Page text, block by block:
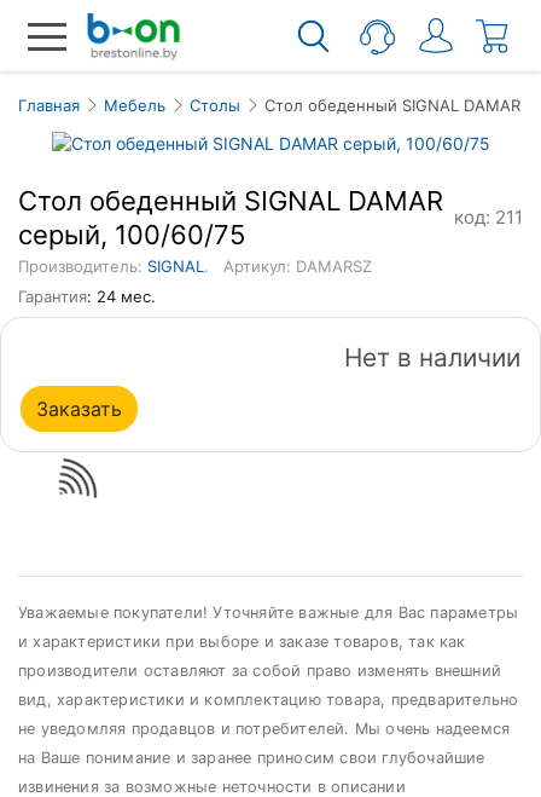
Главная Мебель Столы Стол обеденный SIGNAL DAMAR
Стол обеденный SIGNAL DAMAR
серый, 100/60/75
код: 211
Производитель: SIGNAL .
Артикул: DAMARSZ
Гарантия: 24 мес.
Нет в наличии
Заказать
Уважаемые покупатели! Уточняйте важные для Вас параметры
и характеристики при выборе и заказе товаров, так как
производители оставляют за собой право изменять внешний
вид, характеристики и комплектацию товара, предварительно
не уведомляя продавцов и потребителей. Мы очень надеемся
на Ваше понимание и заранее приносим свои глубочайшие
извинения за возможные неточности в описании